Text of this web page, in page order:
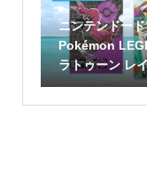
ニンテンドー
Pokémon
ラトゥーン レ